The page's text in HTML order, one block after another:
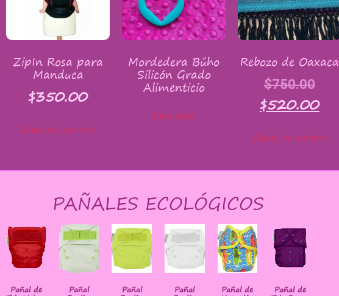
ZipIn Rosa para
Manduca
$350.00
Añadir al carrito
Mordedera Búho
Silicón Grado
Alimenticio
Leer más
Rebozo de Oaxaca
$750.00
$520.00
Añadir al carrito
PAÑALES ECOLÓGICOS
Pañal de Pañal Pañal Pañal Pañal de Pañal de